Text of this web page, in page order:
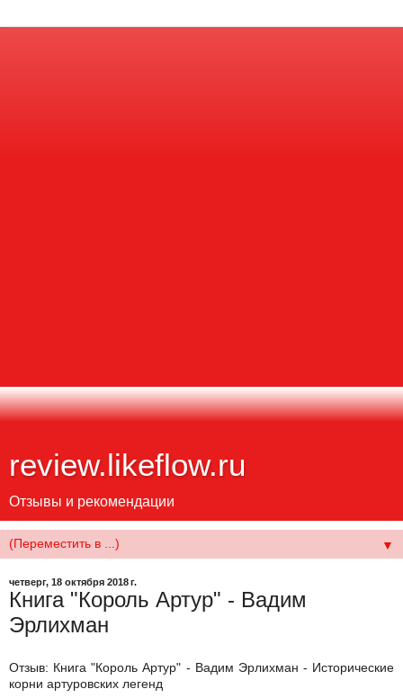
review.likeflow.ru
Отзывы и рекомендации
▼
четверг, 18 октября 2018 г.
Книга "Король Артур" - Вадим
Эрлихман
Отзыв: Книга "Король Артур" - Вадим Эрлихман - Исторические
корни артуровских легенд